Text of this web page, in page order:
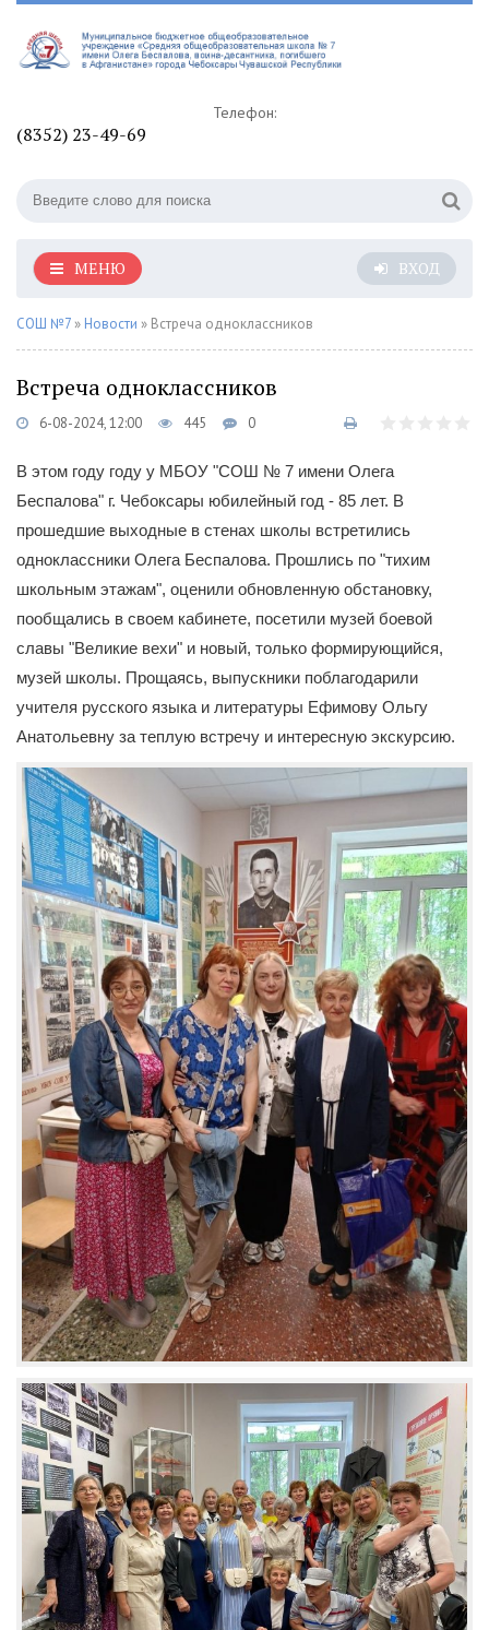
Телефон:
(8352) 23-49-69
ВХОД
МЕНЮ
СОШ №7 » Новости » Встреча одноклассников
Встреча одноклассников
6-08-2024, 12:00 445 0
В этом году году у МБОУ "СОШ № 7 имени Олега
Беспалова" г. Чебоксары юбилейный год - 85 лет. В
прошедшие выходные в стенах школы встретились
одноклассники Олега Беспалова. Прошлись по "тихим
школьным этажам", оценили обновленную обстановку,
пообщались в своем кабинете, посетили музей боевой
славы "Великие вехи" и новый, только формирующийся,
музей школы. Прощаясь, выпускники поблагодарили
учителя русского языка и литературы Ефимову Ольгу
Анатольевну за теплую встречу и интересную экскурсию.